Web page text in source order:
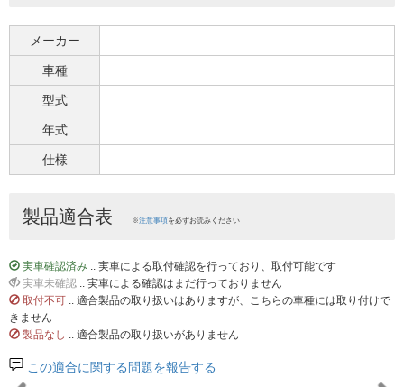
メーカー
車種
型式
年式
仕様
製品適合表 ※注意事項を必ずお読みください
実車確認済み .. 実車による取付確認を行っており、取付可能です
実車未確認 .. 実車による確認はまだ行っておりません
取付不可 .. 適合製品の取り扱いはありますが、こちらの車種には取り付けで
きません
製品なし .. 適合製品の取り扱いがありません
この適合に関する問題を報告する